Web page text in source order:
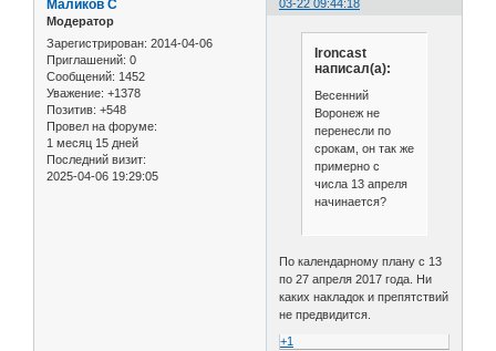
03-22 09:44:18
Маликов С
Модератор
Зарегистрирован: 2014-04-06
Приглашений: 0
Сообщений: 1452
Уважение: +1378
Позитив: +548
Провел на форуме:
1 месяц 15 дней
Последний визит:
2025-04-06 19:29:05
Ironcast
написал(а):
Весенний
Воронеж не
перенесли по
срокам, он так же
примерно с
числа 13 апреля
начинается?
По календарному плану с 13
по 27 апреля 2017 года. Ни
каких накладок и препятствий
не предвидится.
+1